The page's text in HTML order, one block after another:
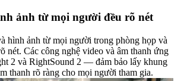
ảnh từ mọi người đều rõ nét
hình ảnh từ mọi người trong phòng họp và
nét. Các công nghệ video và âm thanh ứng
2 và RightSound 2 — đảm bảo lấy khung
thanh rõ ràng cho mọi người tham gia.